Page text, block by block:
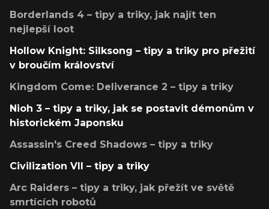
Borderlands 4 – tipy a triky, jak najít ten
nejlepší loot
Hollow Knight: Silksong – tipy a triky pro přežití
v broučím království
Kingdom Come: Deliverance 2 – tipy a triky
Nioh 3 – tipy a triky, jak se postavit démonům v
historickém Japonsku
Assassin's Creed Shadows – tipy a triky
Civilization VII – tipy a triky
Arc Raiders – tipy a triky, jak přežít ve světě
smrtících robotů